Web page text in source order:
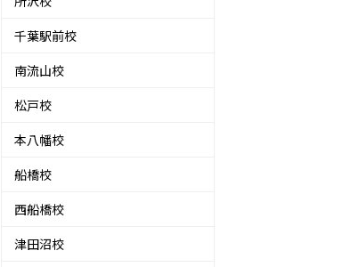
千葉駅前校
南流山校
松戸校
本八幡校
船橋校
西船橋校
津田沼校